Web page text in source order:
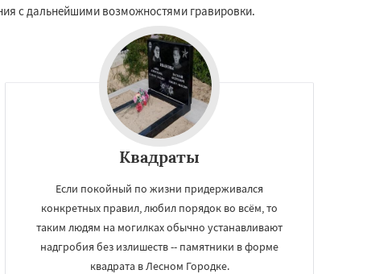
с дальнейшими возможностями гравировки.
Квадраты
Если покойный по жизни придерживался
конкретных правил, любил порядок во всём, то
таким людям на могилках обычно устанавливают
надгробия без излишеств -- памятники в форме
квадрата в Лесном Городке.